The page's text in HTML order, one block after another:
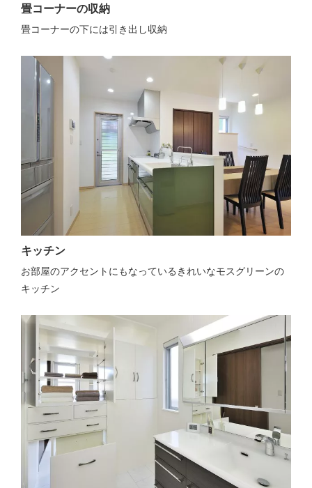
畳コーナーの収納
畳コーナーの下には引き出し収納
キッチン
お部屋のアクセントにもなっているきれいなモスグリーンの
キッチン